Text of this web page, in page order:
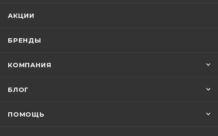
АКЦИИ
БРЕНДЫ
КОМПАНИЯ
БЛОГ
ПОМОЩЬ